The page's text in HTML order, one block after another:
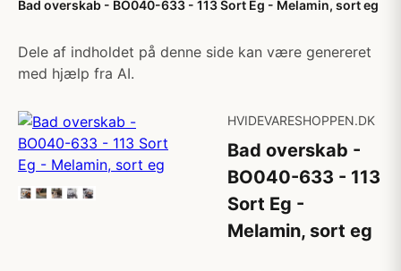
Bad overskab - BO040-633 - 113 Sort Eg - Melamin, sort eg
Dele af indholdet på denne side kan være genereret
med hjælp fra AI.
HVIDEVARESHOPPEN.DK
Bad overskab -
BO040-633 - 113
Sort Eg -
Melamin, sort eg